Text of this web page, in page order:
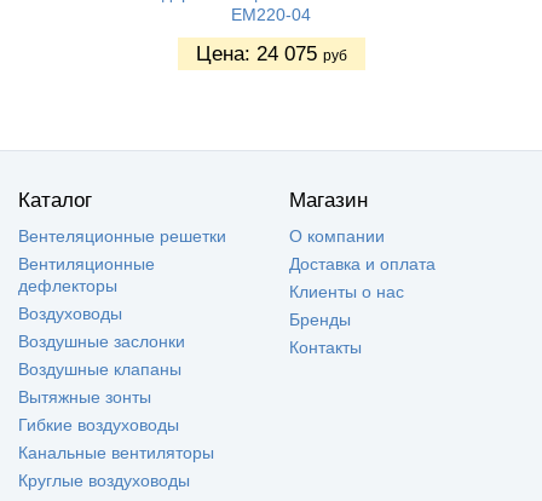
EM220-04
Цена: 24 075 руб
Каталог
Вентеляционные решетки
Вентиляционные
дефлекторы
Воздуховоды
Воздушные заслонки
Воздушные клапаны
Вытяжные зонты
Гибкие воздуховоды
Канальные вентиляторы
Круглые воздуховоды
Магазин
О компании
Доставка и оплата
Клиенты о нас
Бренды
Контакты